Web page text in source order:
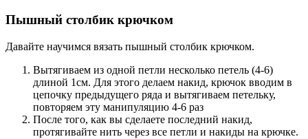
Пышный столбик крючком
Давайте научимся вязать пышный столбик крючком.
Вытягиваем из одной петли несколько петель (4-6)
длиной 1см. Для этого делаем накид, крючок вводим в
цепочку предыдущего ряда и вытягиваем петельку,
повторяем эту манипуляцию 4-6 раз
После того, как вы сделаете последний накид,
протягивайте нить через все петли и накиды на крючке.